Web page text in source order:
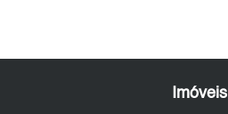
Imóveis